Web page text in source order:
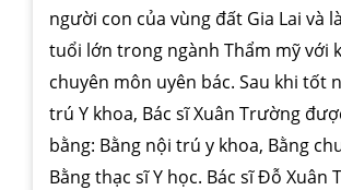
người con của vùng đất Gia Lai và
tuổi lớn trong ngành Thẩm mỹ với
chuyên môn uyên bác. Sau khi tốt
trú Y khoa, Bác sĩ Xuân Trường
bằng: Bằng nội trú y khoa, Bằng
Bằng thạc sĩ Y học. Bác sĩ Đỗ Xuân